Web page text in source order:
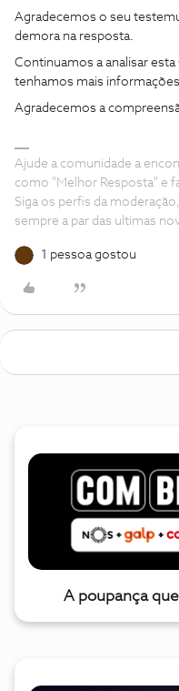
Agradecemos o seu
demora na resposta.
Continuamos a analisar
tenhamos mais
Agradecemos a
Ajude a comunidade a
como "Melhor Resposta" e
Siga os perfis da
sempre a par das ultimas
1 pessoa gostou
A poupança